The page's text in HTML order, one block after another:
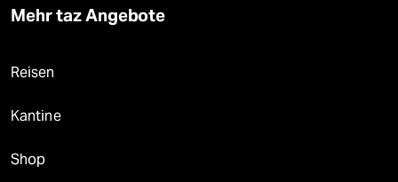
Mehr taz Angebote
Reisen
Kantine
Shop